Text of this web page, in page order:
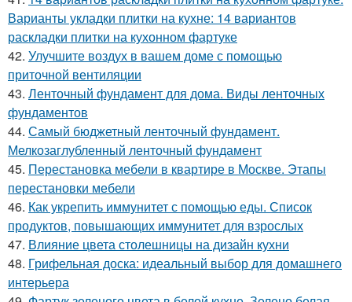
Варианты укладки плитки на кухне: 14 вариантов
раскладки плитки на кухонном фартуке
42. Улучшите воздух в вашем доме с помощью
приточной вентиляции
43. Ленточный фундамент для дома. Виды ленточных
фундаментов
44. Самый бюджетный ленточный фундамент.
Мелкозаглубленный ленточный фундамент
45. Перестановка мебели в квартире в Москве. Этапы
перестановки мебели
46. Как укрепить иммунитет с помощью еды. Список
продуктов, повышающих иммунитет для взрослых
47. Влияние цвета столешницы на дизайн кухни
48. Грифельная доска: идеальный выбор для домашнего
интерьера